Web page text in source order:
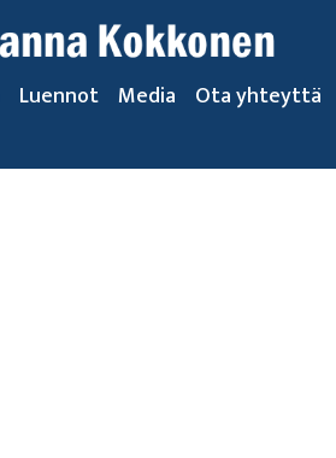
Luennot Media Ota yhteyttä